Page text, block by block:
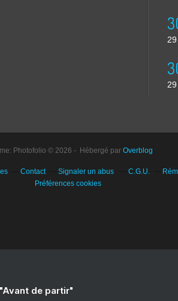
Photofolio © 2026 - Hébergé par Overblog
Contact Signaler un abus C.G.U.
Préférences cookies
de partir"